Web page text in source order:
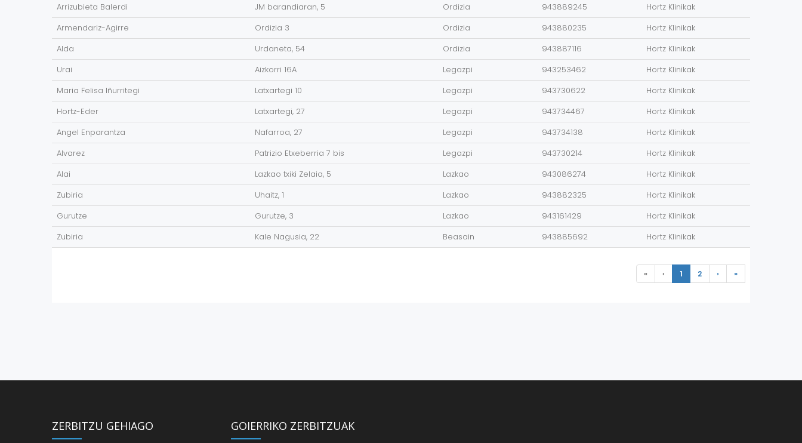
« ‹ 1 2 › »
Arrizubieta Balerdi
JM barandiaran, 5 Ordizia 943889245
Hortz Klinikak
Armendariz-Agirre
Ordizia 3 Ordizia 943880235
Hortz Klinikak
Alda
Urdaneta, 54 Ordizia 943887116
Hortz Klinikak
Urai
Aizkorri 16A Legazpi 943253462
Hortz Klinikak
Maria Felisa Iñurritegi
Latxartegi 10 Legazpi 943730622
Hortz Klinikak
Hortz-Eder
Latxartegi, 27 Legazpi 943734467
Hortz Klinikak
Angel Enparantza
Nafarroa, 27 Legazpi 943734138
Hortz Klinikak
Alvarez
Patrizio Etxeberria 7 bis Legazpi 943730214
Hortz Klinikak
Alai
Lazkao txiki Zelaia, 5 Lazkao 943086274
Hortz Klinikak
Zubiria
Uhaitz, 1 Lazkao 943882325
Hortz Klinikak
Gurutze
Gurutze, 3 Lazkao 943161429
Hortz Klinikak
Zubiria
Kale Nagusia, 22 Beasain 943885692 Hortz Klinikak
ZERBITZU GEHIAGO GOIERRIKO ZERBITZUAK